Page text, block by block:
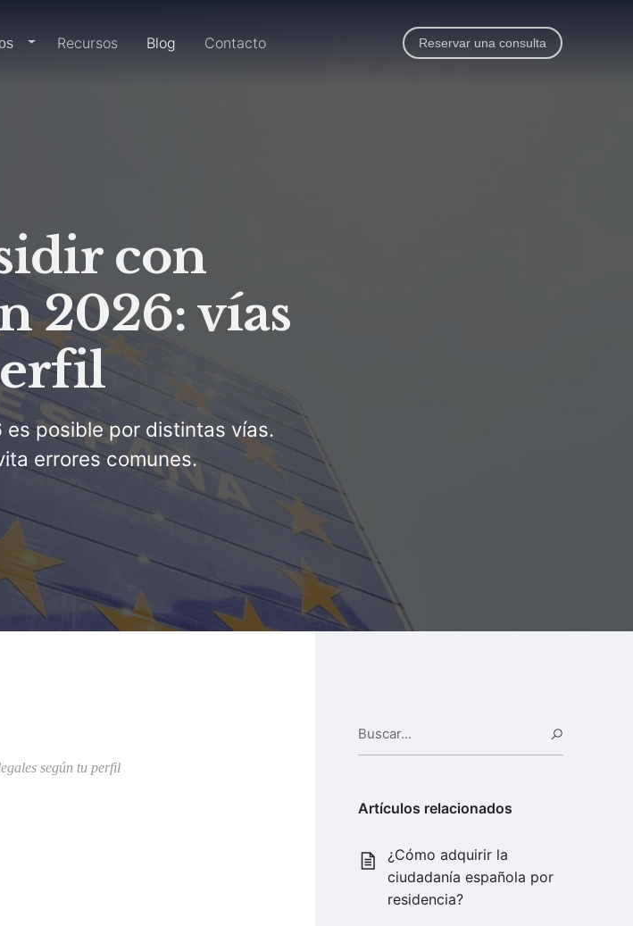
Inicio
dropdown-link
Recursos Blog Contacto Reservar una consulta
con
2026: vías
es posible por distintas vías.
errores comunes.
según tu perfil
Buscar
Artículos relacionados
¿Cómo adquirir la
ciudadanía española por
residencia?